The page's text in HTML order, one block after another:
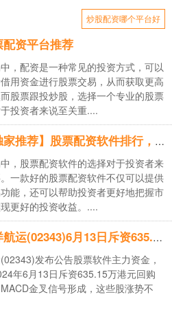
炒股配资哪个平台好
资平台推荐
，配资是一种常见的投资方式，可以
用资金进行股票交易，从而获取更高
股票跟投炒股，选择一个专业的股票
投资者来说至关重....
股票证券公司哪个好 【独家推荐】股票配资软件排行，超值精选！
，股票配资软件的选择对于投资者来
一款好的股票配资软件不仅可以提供
能，还可以帮助投资者更好地把握市
更好的投资收益。....
股票软件主力资金 太平洋航运(02343)6月13日斥资635.15万港元回购250万股
发布公告股票软件主力资金，
年6月13日斥资635.15万港元回购
金叉信号形成，这些股涨势不